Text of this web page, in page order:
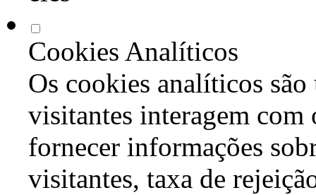
Cookies Analíticos
Os cookies analíticos são
visitantes interagem com
fornecer informações
visitantes, taxa de